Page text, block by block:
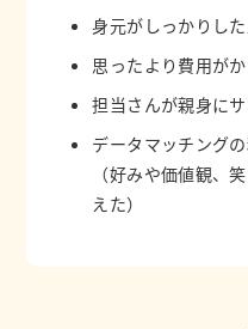
身元がしっかりし
思ったより費用が
担当さんが親身に
データマッチング
（好みや価値観、
えた）